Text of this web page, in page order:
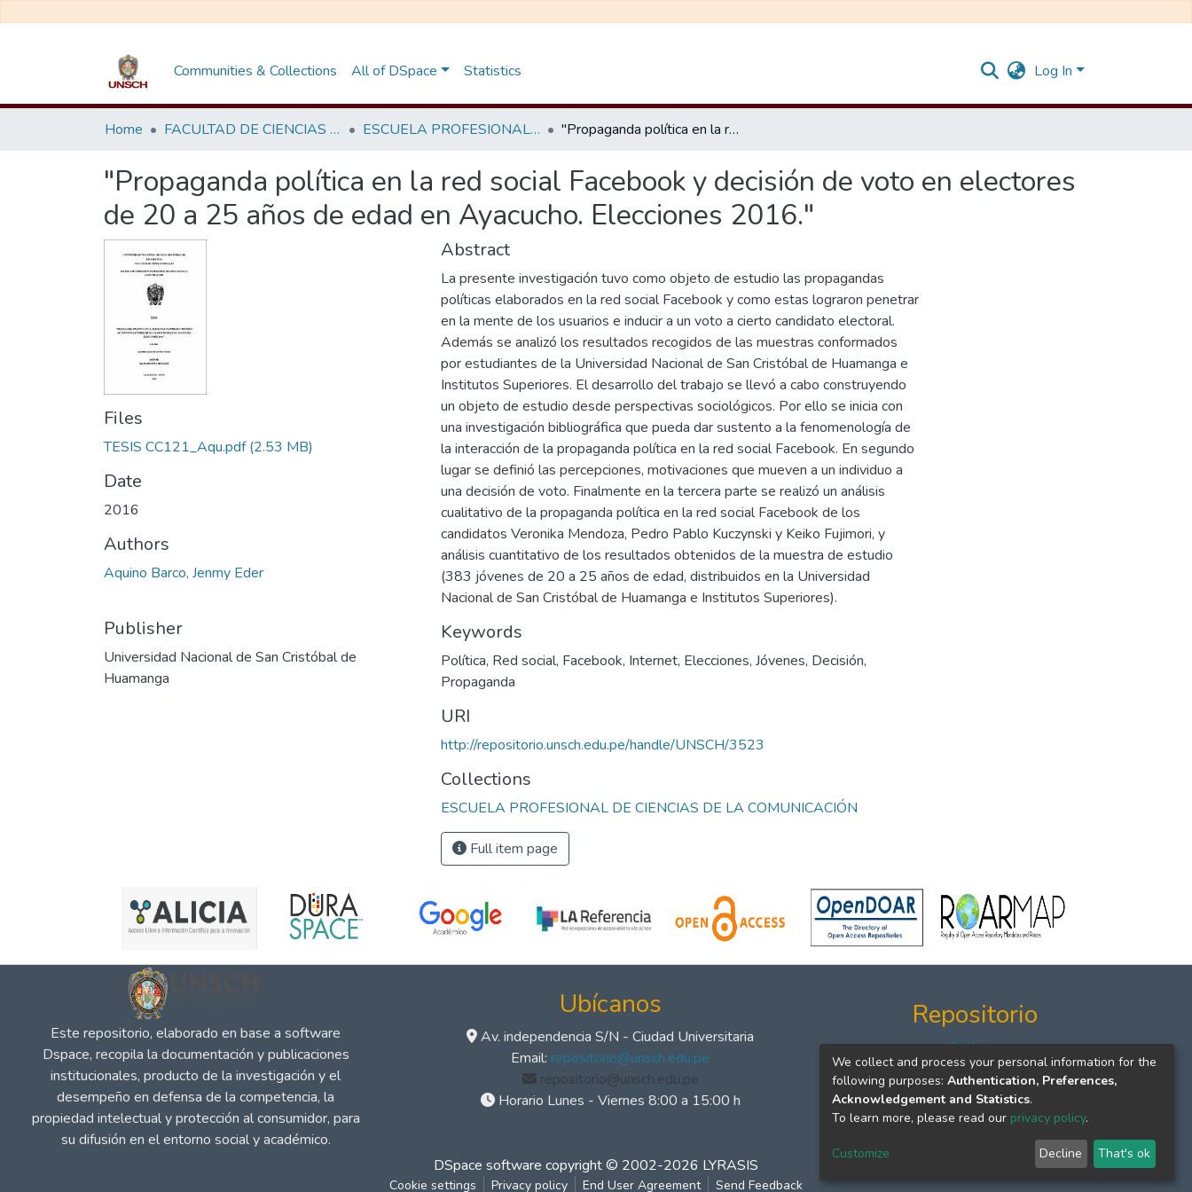
Communities & Collections All of DSpace Statistics Log In
Home FACULTAD DE CIENCIAS SOCIALES ESCUELA PROFESIONAL DE CIENCIAS DE LA COMUNICACIÓN "Propaganda política en la red social Facebook y decisión de voto en electores de 20 a 25 años de edad en Ayacucho. Elecciones 2016."
"Propaganda política en la red social Facebook y decisión de voto en electores
de 20 a 25 años de edad en Ayacucho. Elecciones 2016."
Files
TESIS CC121_Aqu.pdf(2.53 MB)
Date
2016
Authors
Aquino Barco, Jenmy Eder
Publisher
Universidad Nacional de San Cristóbal de
Huamanga
Abstract
La presente investigación tuvo como objeto de estudio las propagandas
políticas elaborados en la red social Facebook y como estas lograron penetrar
en la mente de los usuarios e inducir a un voto a cierto candidato electoral.
Además se analizó los resultados recogidos de las muestras conformados
por estudiantes de la Universidad Nacional de San Cristóbal de Huamanga e
Institutos Superiores. El desarrollo del trabajo se llevó a cabo construyendo
un objeto de estudio desde perspectivas sociológicos. Por ello se inicia con
una investigación bibliográfica que pueda dar sustento a la fenomenología de
la interacción de la propaganda política en la red social Facebook. En segundo
lugar se definió las percepciones, motivaciones que mueven a un individuo a
una decisión de voto. Finalmente en la tercera parte se realizó un análisis
cualitativo de la propaganda política en la red social Facebook de los
candidatos Veronika Mendoza, Pedro Pablo Kuczynski y Keiko Fujimori, y
análisis cuantitativo de los resultados obtenidos de la muestra de estudio
(383 jóvenes de 20 a 25 años de edad, distribuidos en la Universidad
Nacional de San Cristóbal de Huamanga e Institutos Superiores).
Keywords
Política, Red social, Facebook, Internet, Elecciones, Jóvenes, Decisión,
Propaganda
URI
http://repositorio.unsch.edu.pe/handle/UNSCH/3523
Collections
ESCUELA PROFESIONAL DE CIENCIAS DE LA COMUNICACIÓN
Full item page
Este repositorio, elaborado en base a software
Dspace, recopila la documentación y publicaciones
institucionales, producto de la investigación y el
desempeño en defensa de la competencia, la
propiedad intelectual y protección al consumidor, para
su difusión en el entorno social y académico.
Ubícanos
Av. independencia S/N - Ciudad Universitaria
Email: repositorio@unsch.edu.pe
repositorio@unsch.edu.pe
Horario Lunes - Viernes 8:00 a 15:00 h
Repositorio
Políticas
Formatos
Manuales
DSpace software copyright © 2002-2026 LYRASIS
Cookie settings Privacy policy End User Agreement Send Feedback
We collect and process your personal information for the
following purposes: Authentication, Preferences,
Acknowledgement and Statistics.
To learn more, please read our privacy policy.
Customize Decline That's ok